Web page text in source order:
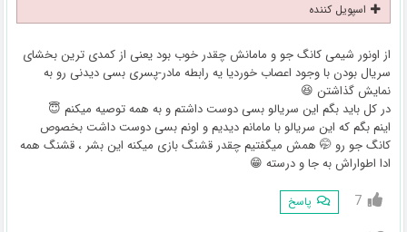
اسپویل کننده
از اونور شیمی کانگ جو و مامانش چقدر خوب بود یعنی از کمدی ترین بخشای
سریال بودن با وجود اعصاب خوردیا یه رابطه مادر-پسری بسی دیدنی رو به
نمایش گذاشتن 😆
در کل باید بگم این سریالو بسی دوست داشتم و به همه توصیه میکنم 😇
اینم بگم که این سریالو با مامانم دیدیم و اونم بسی دوست داشت بخصوص
کانگ جو رو 🤭 همش میگفتیم چقدر قشنگ بازی میکنه این بشر ، قشنگ همه
ادا اطواراش به جا و درسته 😁
7 پاسخ